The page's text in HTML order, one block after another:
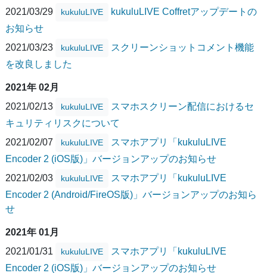
2021/03/29
kukuluLIVE
kukuluLIVE Coffretアップデートの
お知らせ
2021/03/23
kukuluLIVE
スクリーンショットコメント機能
を改良しました
2021年 02月
2021/02/13
kukuluLIVE
スマホスクリーン配信におけるセ
キュリティリスクについて
2021/02/07
kukuluLIVE
スマホアプリ「kukuluLIVE
Encoder 2 (iOS版)」バージョンアップのお知らせ
2021/02/03
kukuluLIVE
スマホアプリ「kukuluLIVE
Encoder 2 (Android/FireOS版)」バージョンアップのお知ら
せ
2021年 01月
2021/01/31
kukuluLIVE
スマホアプリ「kukuluLIVE
Encoder 2 (iOS版)」バージョンアップのお知らせ